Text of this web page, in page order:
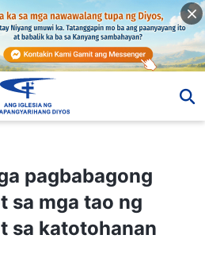
pagbabagong
sa mga tao ng
sa katotohanan